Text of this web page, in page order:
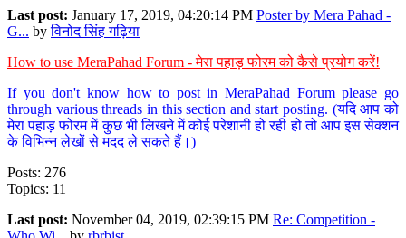
Last post: January 17, 2019, 04:20:14 PM Poster by Mera Pahad -
G... byविनोद सिंह गढ़िया
How to use MeraPahad Forum - मेरा पहाड़ फोरम को कैसे प्रयोग करें!
If you don't know how to post in MeraPahad Forum please go
through various threads in this section and start posting. (यदि आप को
मेरा पहाड़ फोरम में कुछ भी लिखने में कोई परेशानी हो रही हो तो आप इस सेक्शन
के विभिन्न लेखों से मदद ले सकते हैं।)
Posts: 276
Topics: 11
Last post: November 04, 2019, 02:39:15 PM Re: Competition -